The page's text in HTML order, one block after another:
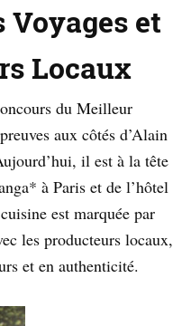
Voyages et
Locaux
du Meilleur
aux côtés d’Alain
il est à la tête
à Paris et de l’hôtel
est marquée par
les producteurs locaux,
et en authenticité.